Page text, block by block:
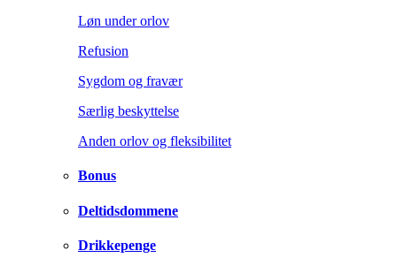
Løn under orlov
Refusion
Sygdom og fravær
Særlig beskyttelse
Anden orlov og fleksibilitet
Bonus
Deltidsdommene
Drikkepenge